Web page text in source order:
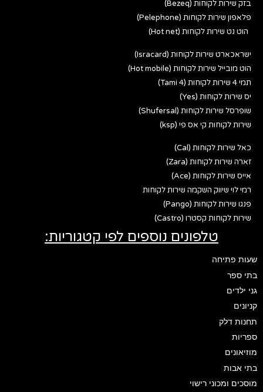
בזק שירות לקוחות (Bezeq)
פלאפון שירות לקוחות (Pelephone)
הוט נט שירות לקוחות (Hot net)
ישראכארט שירות לקוחות (Isracard)
הוט מובייל שירות לקוחות (Hot mobile)
תמי 4 שירות לקוחות (Tami 4)
יס שירות לקוחות (Yes)
שופרסל שירות לקוחות (Shufersal)
שירות לקוחות קי אס פי (ksp)
כאל שירות לקוחות (Cal)
זארה שירות לקוחות (Zara)
אייס שירות לקוחות (Ace)
רמי לוי שיווק השקמה שירות לקוחות
פנגו שירות לקוחות (Pango)
שירות לקוחות קסטרו (Castro)
טלפונים נוספים לפי קטגוריות:
שעות פתיחה
בתי ספר
גני ילדים
קניונים
תחנות דלק
ספריות
מוזיאונים
בתי אבות
מוסכים ומכוני רישוי